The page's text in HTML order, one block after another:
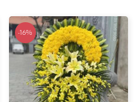
-16%